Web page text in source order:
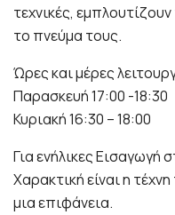
τεχνικές,
το πνεύμα τους.
Ώρες και μέρες
Παρασκευή 17:00 -18:30
Κυριακή 16:30 – 18:00
Για ενήλικες Εισαγωγή
Χαρακτική είναι η
μια επιφάνεια.